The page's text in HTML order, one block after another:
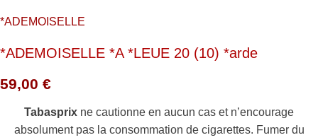
*ADEMOISELLE
*ADEMOISELLE *A *LEUE 20 (10) *arde
59,00 €
Tabasprix ne cautionne en aucun cas et n’encourage
absolument pas la consommation de cigarettes. Fumer du